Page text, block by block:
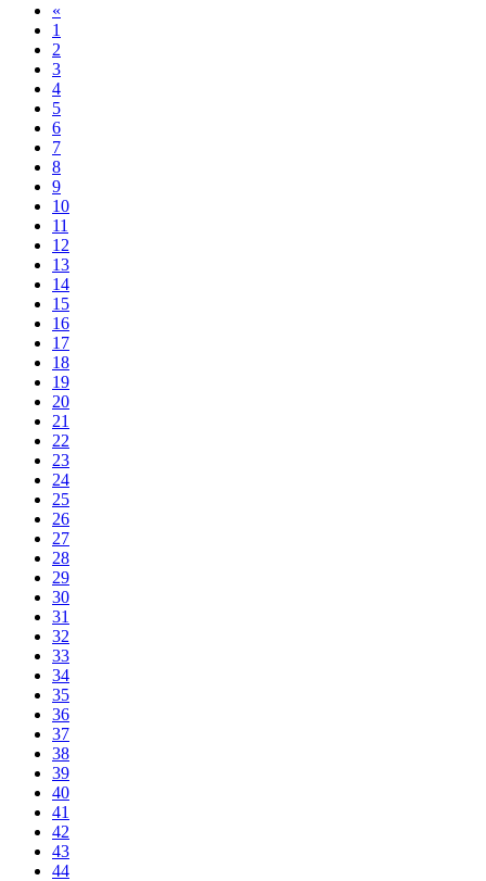
«
1
2
3
4
5
6
7
8
9
10
11
12
13
14
15
16
17
18
19
20
21
22
23
24
25
26
27
28
29
30
31
32
33
34
35
36
37
38
39
40
41
42
43
44